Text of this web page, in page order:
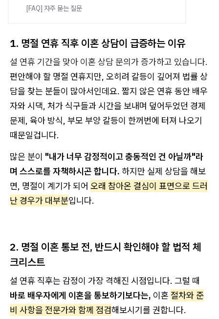
[FAQ] 자주 묻는 질문
1. 명절 연휴 직후 이혼 상담이 급증하는 이유
설 연휴 기간을 맞아 이혼 상담 문의가 증가하고 있습니다.
편안해야 할 명절 연휴지만, 오히려 갈등이 깊어져 법률 상
담을 찾는 분들이 많아서인데요. 짧지 않은 연휴 동안 배우
자와 시댁, 처가 식구들과 시간을 보내며 덮어두었던 경제
문제, 육아 방식, 부모 부양 갈등이 한꺼번에 터져 나오기
때문일겁니다.
많은 분이 "내가 너무 감정적이고 충동적인 건 아닐까"라
며 스스로를 자책하시곤 합니다. 하지만 실제 상담을 해보
면, 명절이 계기가 되어 오래 참아온 결심이 표면으로 드러
난 경우가 대부분입니다.
2. 명절 이혼 통보 전, 반드시 확인해야 할 법적 체
크리스트
설 연휴 직후는 감정이 가장 격해진 시점입니다. 그럴 때
바로 배우자에게 이혼을 통보하기보다는, 이혼 절차와 준
비 사항을 전문가와 함께 점검해보시기를 권합니다.